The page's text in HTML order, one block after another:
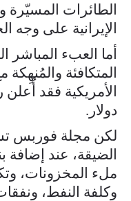
الطائرات المسيّرة
الإيرانية على
أما العبء المباشر
المتكافئة والمُنهِكة
دولار.
لكن مجلة فوربس
الضيقة، عند إضافة
ملء المخزونات،
وكلفة النفط،